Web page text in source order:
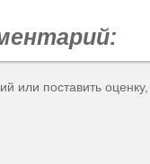
или поставить